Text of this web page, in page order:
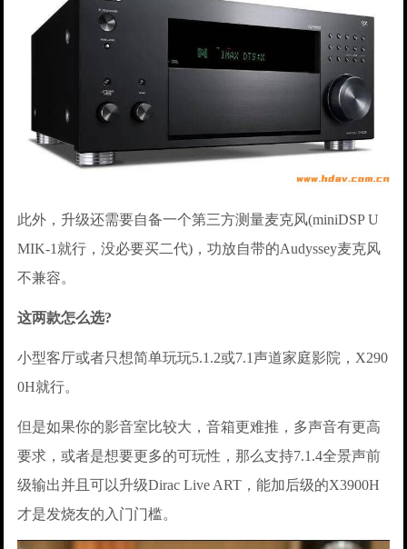
此外，升级还需要自备一个第三方测量麦克风(miniDSP U
MIK-1就行，没必要买二代)，功放自带的Audyssey麦克风
不兼容。
这两款怎么选?
小型客厅或者只想简单玩玩5.1.2或7.1声道家庭影院，X290
0H就行。
但是如果你的影音室比较大，音箱更难推，多声音有更高
要求，或者是想要更多的可玩性，那么支持7.1.4全景声前
级输出并且可以升级Dirac Live ART，能加后级的X3900H
才是发烧友的入门门槛。